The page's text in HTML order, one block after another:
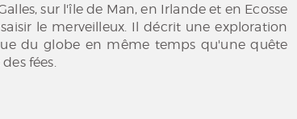
sur l'île de Man, en Irlande et en Ecosse
le merveilleux. Il décrit une exploration
du globe en même temps qu'une quête
fées.